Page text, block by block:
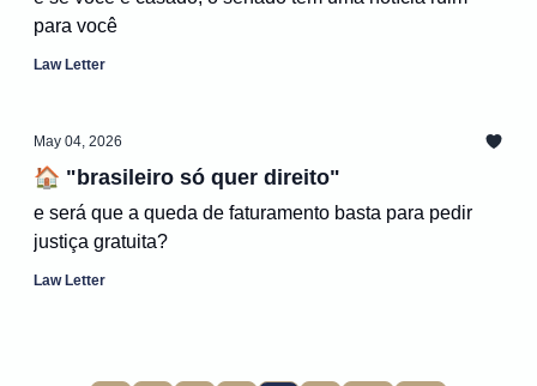
para você
Law Letter
May 04, 2026
🏠 "brasileiro só quer direito"
e será que a queda de faturamento basta para pedir
justiça gratuita?
Law Letter